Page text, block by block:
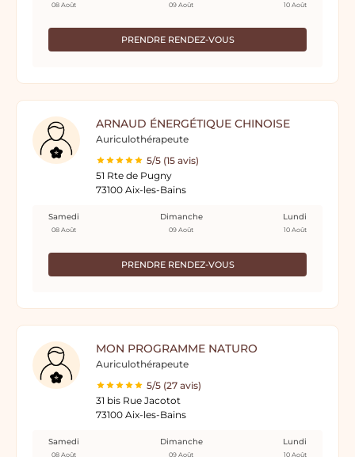
PRENDRE RENDEZ-VOUS
08 Août 09 Août 10 Août
ARNAUD ÉNERGÉTIQUE CHINOISE
Auriculothérapeute
5/5 (15 avis)
51 Rte de Pugny
73100 Aix-les-Bains
PRENDRE RENDEZ-VOUS
Samedi
08 Août
Dimanche
09 Août
Lundi
10 Août
MON PROGRAMME NATURO
Auriculothérapeute
5/5 (27 avis)
31 bis Rue Jacotot
73100 Aix-les-Bains
Samedi
08 Août
Dimanche
09 Août
Lundi
10 Août